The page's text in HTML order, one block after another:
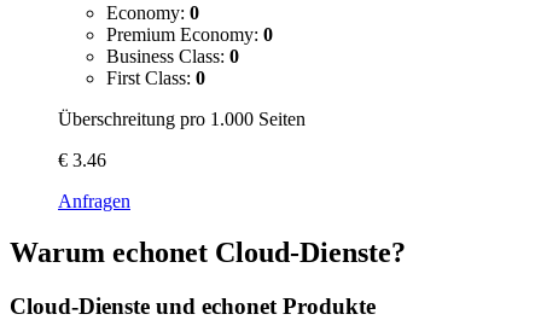
Economy: 0
Premium Economy: 0
Business Class: 0
First Class: 0
Überschreitung pro 1.000 Seiten
€ 3.46
Anfragen
Warum echonet Cloud-Dienste?
Cloud-Dienste und echonet Produkte